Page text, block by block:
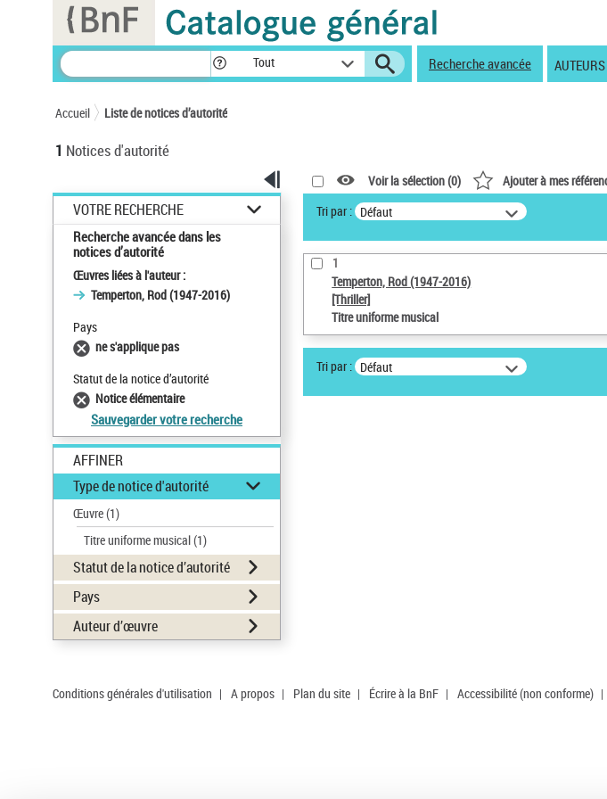
Tout Recherche avancée
Accueil Liste de notices d’autorité
1 Notices d'autorité
VOTRE RECHERCHE
Recherche avancée dans les
notices d’autorité
Œuvres liées à l'auteur :
Temperton, Rod (1947-2016)
Pays
ne s'applique pas
Statut de la notice d’autorité
Notice élémentaire
Sauvegarder votre recherche
AFFINER
Type de notice d'autorité
Œuvre(1)
Titre uniforme musical(1)
Statut de la notice d’autorité
Pays
Auteur d’œuvre
Voir la sélection (0) Ajouter à mes
Tri par : Défaut
1
Temperton, Rod (1947-2016)
[Thriller]
Titre uniforme musical
Tri par : Défaut
Conditions générales d'utilisation | A propos | Plan du site | Écrire à la BnF | Accessibilité (non conforme) |
Panneau de gestion des cookies